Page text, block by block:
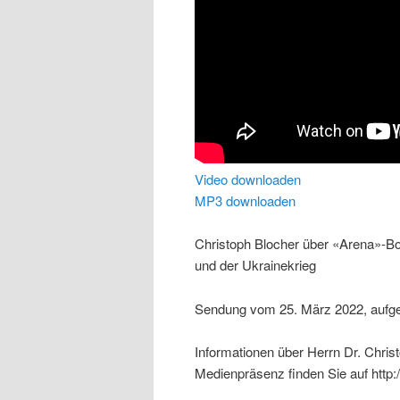
Video downloaden
MP3 downloaden
Christoph Blocher über «Arena»-
und der Ukrainekrieg
Sendung vom 25. März 2022,
Informationen über Herrn Dr.
Medienpräsenz finden Sie auf